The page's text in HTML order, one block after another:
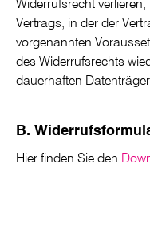
Widerrufsrecht
Vertrags, in der der
vorgenannten
des Widerrufsrechts
dauerhaften
B.
Hier finden Sie den